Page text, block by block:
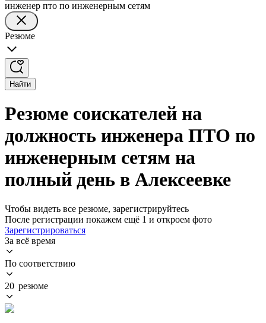
инженер пто по инженерным сетям
Резюме
Найти
Резюме соискателей на
должность инженера ПТО по
инженерным сетям на
полный день в Алексеевке
Чтобы видеть все резюме, зарегистрируйтесь
После регистрации покажем ещё 1 и откроем фото
Зарегистрироваться
За всё время
По соответствию
20 резюме